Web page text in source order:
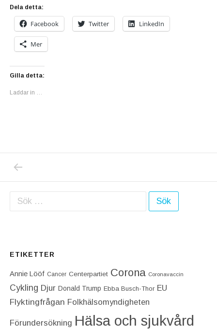
Dela detta:
Facebook Twitter LinkedIn
Mer
Gilla detta:
Laddar in …
Inläggsnavigering
Sök efter:
ETIKETTER
Annie Lööf Cancer Centerpartiet‎ Corona Coronavaccin
Cykling Djur Donald Trump Ebba Busch-Thor EU
Flyktingfrågan Folkhälsomyndigheten
Förundersökning Hälsa och sjukvård